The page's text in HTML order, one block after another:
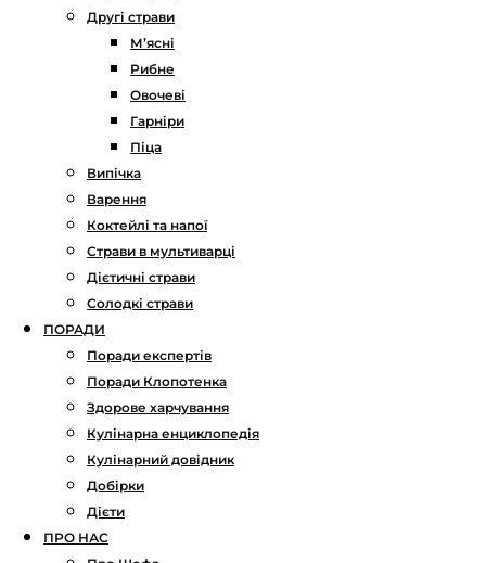
Другі страви
М’ясні
Рибне
Овочеві
Гарніри
Піца
Випічка
Варення
Коктейлі та напої
Страви в мультиварці
Дієтичні страви
Солодкі страви
ПОРАДИ
Поради експертів
Поради Клопотенка
Здорове харчування
Кулінарна енциклопедія
Кулінарний довідник
Добірки
Дієти
ПРО НАС